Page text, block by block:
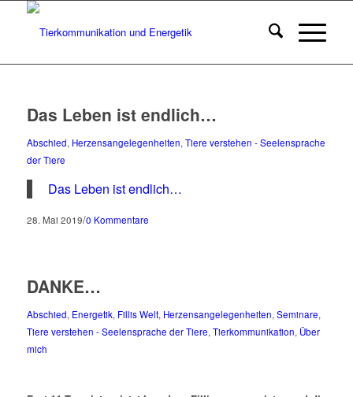
Das Leben ist endlich…
Abschied, Herzensangelegenheiten, Tiere verstehen - Seelensprache
der Tiere
Das Leben ist endlich…
28. Mai 2019/0 Kommentare
DANKE…
Abschied, Energetik, Fillis Welt, Herzensangelegenheiten, Seminare,
Tiere verstehen - Seelensprache der Tiere, Tierkommunikation, Über
mich